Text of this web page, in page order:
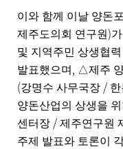
이와 함께 이날 양돈
제주도의회 연구원)
및 지역주민 상생협
발표했으며 , △제주
(강명수 사무국장 /
양돈산업의 상생을
센터장 / 제주연구원
주제 발표와 토론이